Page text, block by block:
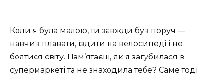
Коли я була малою, ти завжди був поруч —
навчив плавати, їздити на велосипеді і не
боятися світу. Пам’ятаєш, як я загубилася в
супермаркеті та не знаходила тебе? Саме тоді